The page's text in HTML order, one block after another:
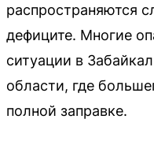
распространяются
дефиците. Многие
ситуации в
области, где
полной заправке.